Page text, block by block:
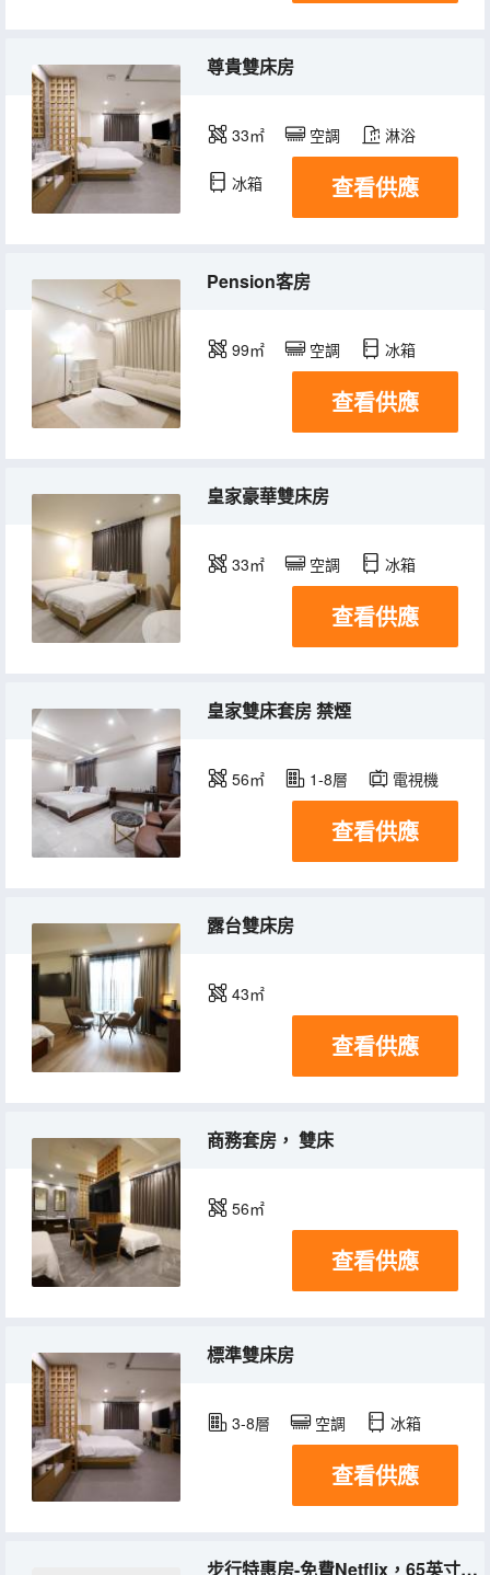
尊貴雙床房
33㎡ 空調 淋浴
冰箱 查看供應
Pension客房
99㎡ 空調 冰箱
查看供應
皇家豪華雙床房
33㎡ 空調 冰箱
查看供應
皇家雙床套房 禁煙
56㎡ 1-8層 電視機
查看供應
露台雙床房
43㎡
查看供應
商務套房， 雙床
56㎡
查看供應
標準雙床房
3-8層 空調 冰箱
查看供應
步行特惠房-免費Netflix，65英寸電視（隨機分配，5星級酒店床品）